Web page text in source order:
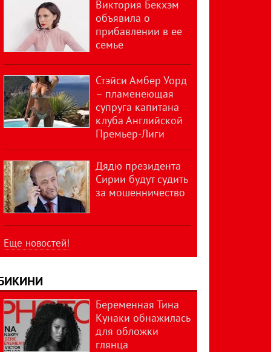
Виктория Бекхэм
объявила о
прибавлении в ее
семье
Стэйси Амбер Уорд
– пламенеющая
супруга капитана
клуба Английской
Премьер-Лиги
Дядю президента
Сирии будут судить
за мошенничество
Еще новостей!
Беременная Тина
Кунаки обнажилась
для обложки
глянца